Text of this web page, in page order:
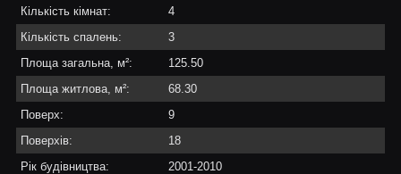
Кількість кімнат:
4
Кількість спалень:
3
Площа загальна, м²:
125.50
Площа житлова, м²:
68.30
Поверх:
9
Поверхів:
18
Рік будівництва:
2001-2010